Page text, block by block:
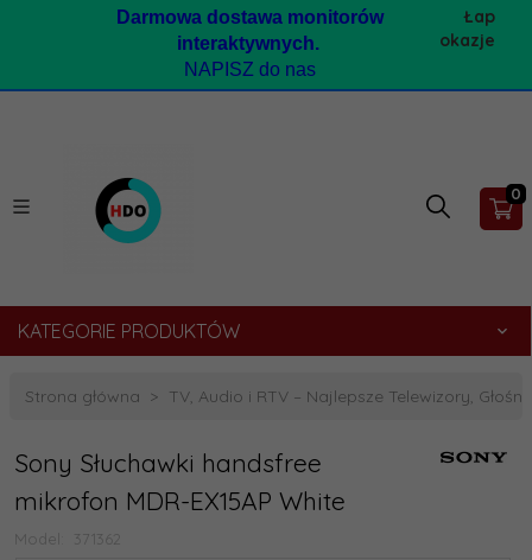
Darmowa dostawa monitorów
interaktywnych.
NAPISZ do nas
Łap
okazje
0
KATEGORIE PRODUKTÓW
Strona główna TV, Audio i RTV – Najlepsze Telewizory,
Sony Słuchawki handsfree
mikrofon MDR-EX15AP White
Model: 371362